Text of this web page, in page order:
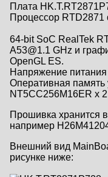
Плата
Процессор RTD2871
64-bit SoC RealTek
A53@1.1 GHz и
OpenGL ES.
Напряжение
Оперативная память
NT5CC256M16ER x
Прошивка хранится
например
Внешний вид
рисунке ниже: